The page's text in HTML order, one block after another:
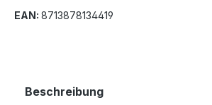
EAN: 8713878134419
Beschreibung